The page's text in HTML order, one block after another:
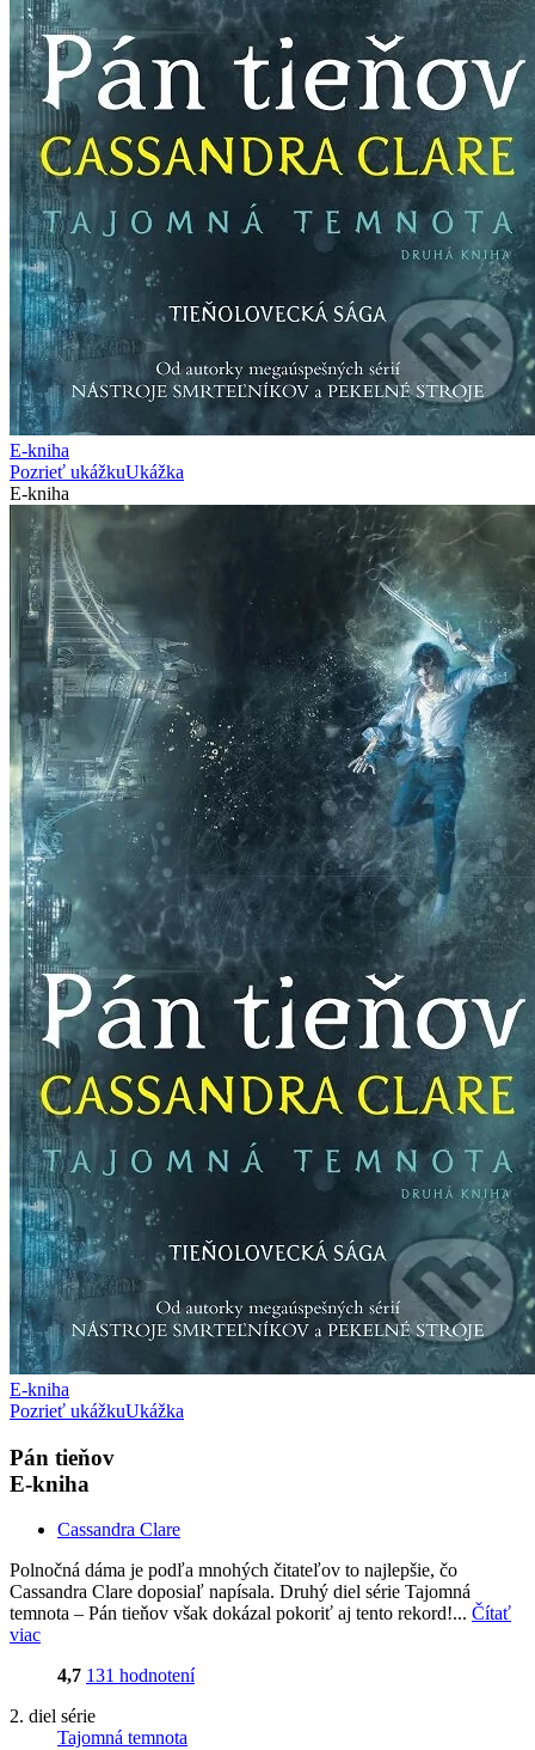
E-kniha
Pozrieť ukážkuUkážka
E-kniha
E-kniha
Pozrieť ukážkuUkážka
Pán tieňov
E-kniha
Cassandra Clare
Polnočná dáma je podľa mnohých čitateľov to najlepšie, čo
Cassandra Clare doposiaľ napísala. Druhý diel série Tajomná
temnota – Pán tieňov však dokázal pokoriť aj tento rekord!... Čítať
viac
4,7 131 hodnotení
2. diel série
Tajomná temnota